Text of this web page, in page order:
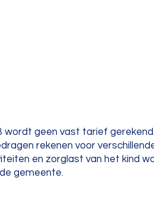
wordt geen vast tarief
rekenen voor
en zorglast van het kind
gemeente.